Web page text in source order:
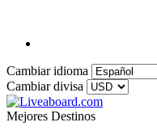
Cambiar idioma
Cambiar divisa
Mejores Destinos